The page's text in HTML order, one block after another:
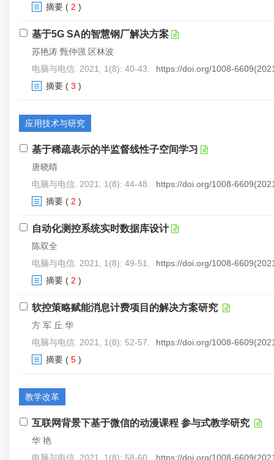
摘要 ( 2 )
基于5G SA的智慧钢厂解决方案
苏艳涛 甄仲强 区林波
电脑与电信. 2021, 1(8): 40-43.
https://doi.org/1008-
摘要 ( 3 )
应用技术与研究
基于稀疏表示的半监督线性子空间学习
唐晓晴
电脑与电信. 2021, 1(8): 44-48.
https://doi.org/1008-
摘要 ( 2 )
自动化测控系统实时数据库设计
陈双全
电脑与电信. 2021, 1(8): 49-51.
https://doi.org/1008-
摘要 ( 2 )
软控策略赋能消息计费项目的解决方案研究
方 军 丘 华
电脑与电信. 2021, 1(8): 52-57.
https://doi.org/1008-
摘要 ( 5 )
教学改革
互联网背景下基于微信的动漫课程 参与式教学研究
华 艳
电脑与电信. 2021, 1(8): 58-60.
https://doi.org/1008-